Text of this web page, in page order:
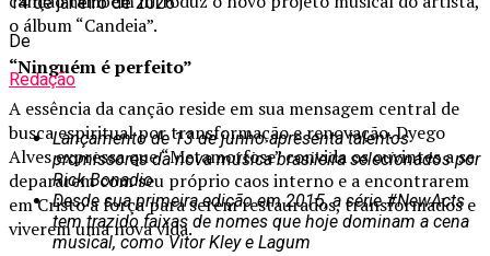
o álbum “Candeia”.
“Ninguém é perfeito”
A essência da canção reside em sua mensagem central de
busca espiritual por transformação e renovação. Dyego
Alves expressa que “Metamorfose” convida os ouvintes a se
depararem com seu próprio caos interno e a encontrarem
em Cristo a força para serem restaurados, transformados e
viverem uma nova vida.
De
Redação
Lançamento de 13 de junho apresenta talentos
promissores da nova música brasileira selecionados por
Rick Bonadio
Desde sua primeira edição em 2015, a série #NewActs
tem trazido faixas de nomes que hoje dominam a cena
musical, como Vitor Kley e Lagum